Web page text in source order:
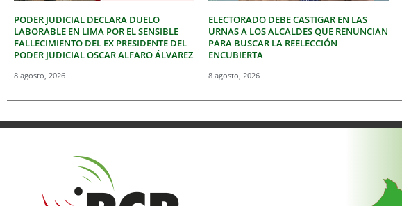
PODER JUDICIAL DECLARA DUELO
LABORABLE EN LIMA POR EL SENSIBLE
FALLECIMIENTO DEL EX PRESIDENTE DEL
PODER JUDICIAL OSCAR ALFARO ÁLVAREZ
8 agosto, 2026
ELECTORADO DEBE CASTIGAR EN LAS
URNAS A LOS ALCALDES QUE RENUNCIAN
PARA BUSCAR LA REELECCIÓN
ENCUBIERTA
8 agosto, 2026